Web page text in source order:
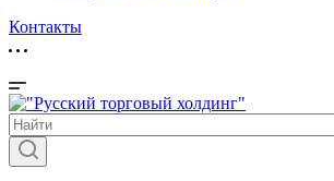
Контакты